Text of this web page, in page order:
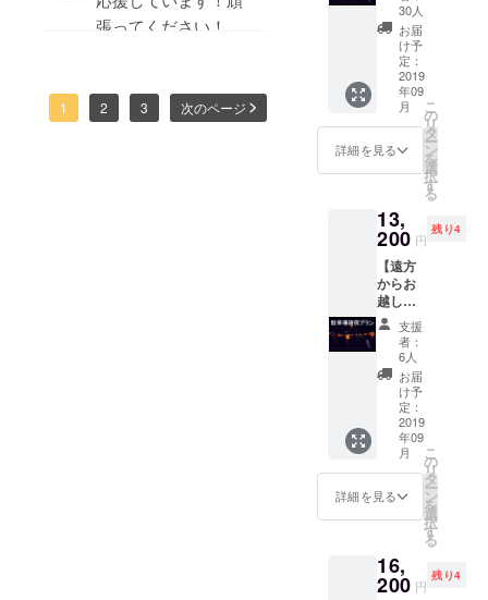
張ってください！
とても楽しみにしてお
ります。
1 2 3 次のページ
LEDス
カイラ
ンタン
打ち上
げ券 1
基 駐車
場1台
分 確
保 お礼
メッ
セージ
映像）
30人
お届
け予
定：
2019
年09
月
詳細を見る
こ
の
リ
タ
ー
ン
を
選
択
す
る
13,
200 円
残り4
【遠方
からお
越しの
方向
け】
LEDス
カイラ
ンタン
打ち上
げ券 2
場1台
分 確
保 お礼
メッ
セージ
映像）
支援
者：
6人
お届
け予
定：
2019
年09
月
詳細を見る
こ
の
リ
タ
ー
ン
を
選
択
す
る
16,
200 円
残り4